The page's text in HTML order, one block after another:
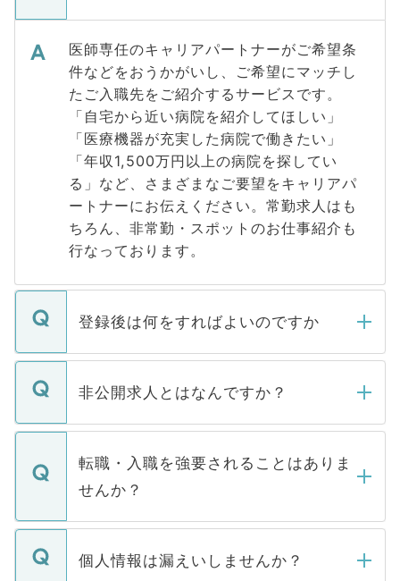
医師専任のキャリアパートナーがご希望条
件などをおうかがいし、ご希望にマッチし
たご入職先をご紹介するサービスです。
「自宅から近い病院を紹介してほしい」
「医療機器が充実した病院で働きたい」
「年収1,500万円以上の病院を探してい
る」など、さまざまなご要望をキャリアパ
ートナーにお伝えください。常勤求人はも
ちろん、非常勤・スポットのお仕事紹介も
行なっております。
登録後は何をすればよいのですか
ご登録いただきましたら、弊社担当者がご
登録内容を確認し、その後メールもしくは
ます。通常、5営業日以内にはご連絡をせて
いただきますので、しばらくお待ちくださ
非公開求人とはなんですか？
マイナビDOCTORで取り扱っている求人の
うち約3割は、Webサイトからご覧いただ
けない「非公開求人」です。非公開求人は
下記の理由によって、一般には公開してい
ません。
■応募殺到を避けるため 人気のある医療機
転職・入職を強要されることはありま
せんか？
転職・入職を強要することは一切ありませ
ん。また、仮に応募先から内定をいただい
個人情報は漏えいしませんか？